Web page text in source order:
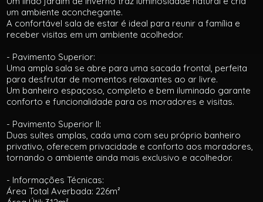
um ambiente aconchegante.
A confortável sala de estar é ideal para reunir a família e
receber visitas em um ambiente acolhedor.
- Pavimento Superior:
Uma ampla sala se abre para uma sacada frontal, perfeita
para desfrutar de momentos relaxantes ao ar livre.
Um banheiro espaçoso, completo e bem iluminado garante
conforto e funcionalidade para os moradores e visitas.
- Pavimento Superior II:
Duas suítes amplas, cada uma com seu próprio banheiro
privativo, oferecem privacidade e conforto aos moradores,
tornando o ambiente ainda mais exclusivo e acolhedor.
- Informações Técnicas:
Área Total Averbada: 226m²